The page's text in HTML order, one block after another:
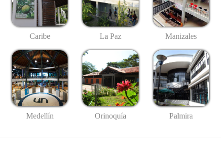
Caribe La Paz Manizales
Medellín Orinoquía Palmira